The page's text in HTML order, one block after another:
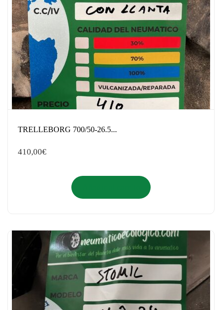
TRELLEBORG 700/50-26.5...
410,00€